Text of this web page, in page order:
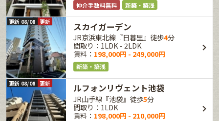
仲介手数料無料 新築・築浅
更新 08/08 更新 スカイガーデン
JR京浜東北線『日暮里』徒歩4分
間取り：1LDK - 2LDK
賃料： 198,000円 - 249,000円
新築・築浅
更新 08/08 更新 ルフォンリヴェント池袋
JR山手線『池袋』徒歩5分
間取り：1LDK
賃料： 198,000円 - 210,000円